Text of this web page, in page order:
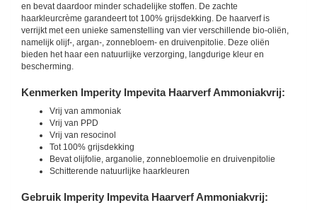
en bevat daardoor minder schadelijke stoffen. De zachte
haarkleurcrème garandeert tot 100% grijsdekking. De haarverf is
verrijkt met een unieke samenstelling van vier verschillende bio-oliën,
namelijk olijf-, argan-, zonnebloem- en druivenpitolie. Deze oliën
bieden het haar een natuurlijke verzorging, langdurige kleur en
bescherming.
Kenmerken Imperity Impevita Haarverf Ammoniakvrij:
Vrij van ammoniak
Vrij van PPD
Vrij van resocinol
Tot 100% grijsdekking
Bevat olijfolie, arganolie, zonnebloemolie en druivenpitolie
Schitterende natuurlijke haarkleuren
Gebruik Imperity Impevita Haarverf Ammoniakvrij: